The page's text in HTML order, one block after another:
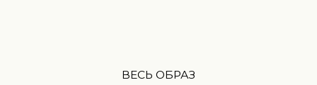
ВЕСЬ ОБРАЗ